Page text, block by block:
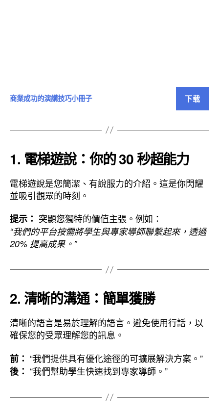
商業成功的演講技巧小冊子 下载
1. 電梯遊說：你的 30 秒超能力
電梯遊說是您簡潔、有說服力的介紹。這是你閃耀
並吸引觀眾的時刻。
提示： 突顯您獨特的價值主張。例如：
“我們的平台按需將學生與專家導師聯繫起來，透過
20% 提高成果。”
2. 清晰的溝通：簡單獲勝
清晰的語言是易於理解的語言。避免使用行話，以
確保您的受眾理解您的訊息。
前： “我們提供具有優化途徑的可擴展解決方案。”
後： “我們幫助學生快速找到專家導師。”